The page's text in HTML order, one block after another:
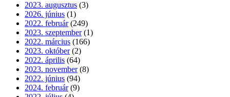
2023. augusztus (3)
2026. június (1)
2022. február (249)
2023. szeptember (1)
2022. március (166)
2023. október (2)
2022. április (64)
2023. november (8)
2022. június (94)
2024. február (9)